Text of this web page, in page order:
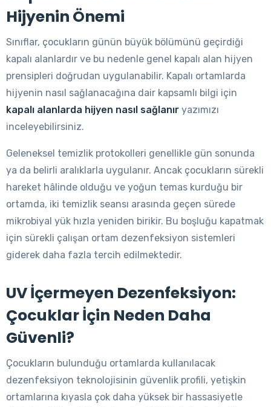
Hijyenin Önemi
Sınıflar, çocukların günün büyük bölümünü geçirdiği
kapalı alanlardır ve bu nedenle genel kapalı alan hijyen
prensipleri doğrudan uygulanabilir. Kapalı ortamlarda
hijyenin nasıl sağlanacağına dair kapsamlı bilgi için
kapalı alanlarda hijyen nasıl sağlanır yazımızı
inceleyebilirsiniz.
Geleneksel temizlik protokolleri genellikle gün sonunda
ya da belirli aralıklarla uygulanır. Ancak çocukların sürekli
hareket hâlinde olduğu ve yoğun temas kurduğu bir
ortamda, iki temizlik seansı arasında geçen sürede
mikrobiyal yük hızla yeniden birikir. Bu boşluğu kapatmak
için sürekli çalışan ortam dezenfeksiyon sistemleri
giderek daha fazla tercih edilmektedir.
UV İçermeyen Dezenfeksiyon:
Çocuklar İçin Neden Daha
Güvenli?
Çocukların bulunduğu ortamlarda kullanılacak
dezenfeksiyon teknolojisinin güvenlik profili, yetişkin
ortamlarına kıyasla çok daha yüksek bir hassasiyetle